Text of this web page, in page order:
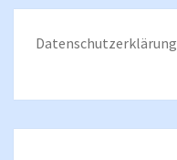
Datenschutzerklärung